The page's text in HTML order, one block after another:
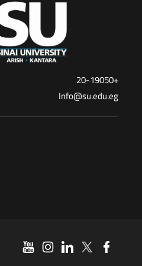
+20-19050
Info@su.edu.eg